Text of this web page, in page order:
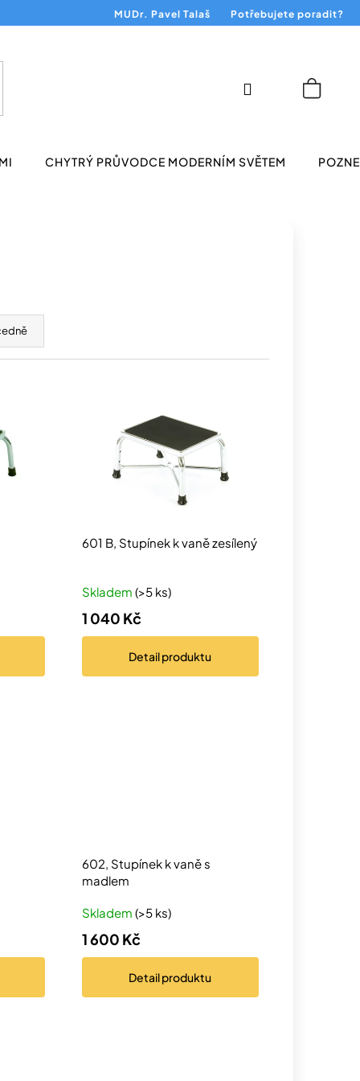
MUDr. Pavel Talaš Potřebujete poradit?
CHYTRÝ PRŮVODCE MODERNÍM SVĚTEM
Přihlášení
601 B, Stupínek k vaně zesílený
Skladem(>5 ks)
1 040 Kč
Detailproduktu
602, Stupínek k vaně s
madlem
Skladem(>5 ks)
1 600 Kč
Detailproduktu